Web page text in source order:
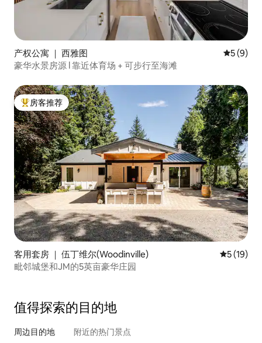
产权公寓 ｜ 西雅图 平均评分
5 (9)
豪华水景房源 l 靠近体育场 + 可步行至海滩
热门「房客推荐」
房客推荐
客用套房 ｜ 伍丁维尔(Woodinville) 平均评分
5 (19)
毗邻城堡和JM的5英亩豪华庄园
值得探索的目的地
周边目的地 附近的热门景点